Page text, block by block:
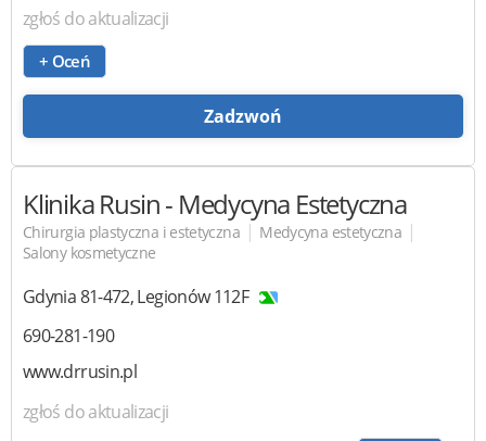
zgłoś do aktualizacji
+ Oceń
Zadzwoń
Klinika Rusin- Medycyna Estetyczna
Chirurgia plastyczna i estetyczna | Medycyna estetyczna |
Salony kosmetyczne
Gdynia81-472,Legionów 112F
690-281-190
www.drrusin.pl
zgłoś do aktualizacji